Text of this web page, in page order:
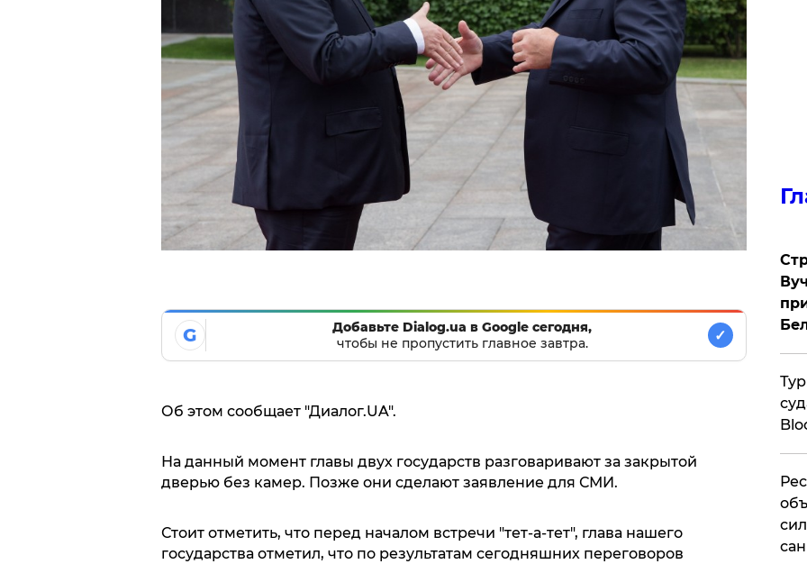
G
Добавьте Dialog.ua в Google сегодня,
чтобы не пропустить главное завтра.
✓
Об этом сообщает "Диалог.UA".
На данный момент главы двух государств разговаривают за закрытой
дверью без камер. Позже они сделают заявление для СМИ.
Стоит отметить, что перед началом встречи "тет-а-тет", глава нашего
государства отметил, что по результатам сегодняшних переговоров